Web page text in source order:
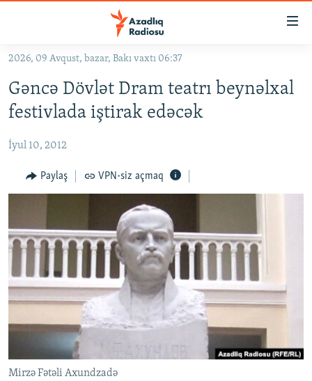
Əsas
qayıt
Əsas
qayıt
KORRUPSIOMETR
#ƏSLINDƏ
FƏRQƏ BAX
ARAŞDIRMA
MULTIMEDIA
VIDEO
FOTOQALEREYA
İNFOQRAFIKA
KARIKATURA
RADIO ARXIV
OXU ZALI
AZƏRBAYCAN ƏDƏBIYYATI KITABXANASI
İSLAM VƏ DEMOKRATIYA
İZ - MƏDƏNIYYƏT PROQRAMI
HAQQIMIZDA
MISSIYAMIZ
PEŞƏ ETIKASI VƏ JURNALISTIKA STANDARTLARIMIZ
MATERIALLARIMIZDAN ISTIFADƏ
2026, 09 Avqust, bazar, Bakı vaxtı 06:37
Gəncə Dövlət Dram teatrı beynəlxal
festivlada iştirak edəcək
İyul 10, 2012
Paylaş VPN-siz açmaq
Mirzə Fətəli Axundzadə